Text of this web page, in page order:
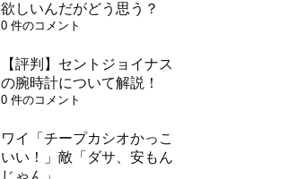
欲しいんだがどう思う？
0 件のコメント
【評判】セントジョイナス
の腕時計について解説！
0 件のコメント
ワイ「チープカシオかっこ
いい！」敵「ダサ、安もん
じゃん」